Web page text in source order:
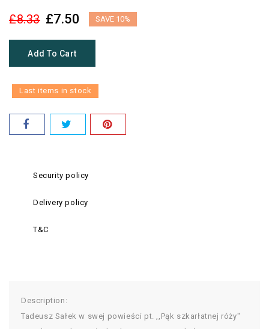
£8.33 £7.50 SAVE 10%
Add To Cart
Last items in stock
Security policy
Delivery policy
T&C
Description:
Tadeusz Sałek w swej powieści pt. ,,Pąk szkarłatnej róży"